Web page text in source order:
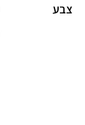
צבע